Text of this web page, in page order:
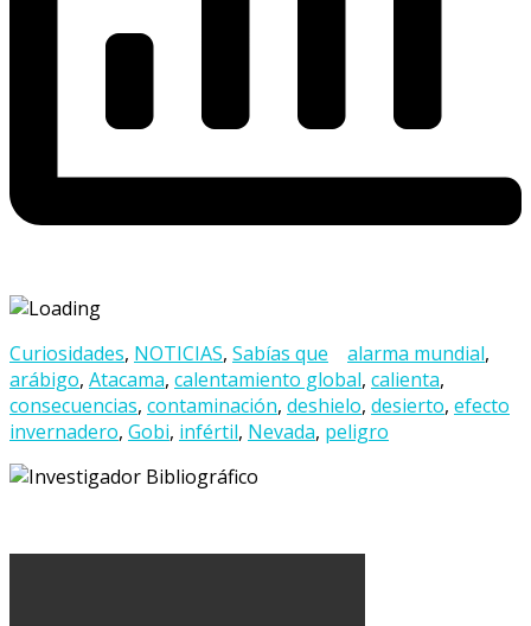
Curiosidades, NOTICIAS, Sabías que alarma mundial,
arábigo, Atacama, calentamiento global, calienta,
consecuencias, contaminación, deshielo, desierto, efecto
invernadero, Gobi, infértil, Nevada, peligro